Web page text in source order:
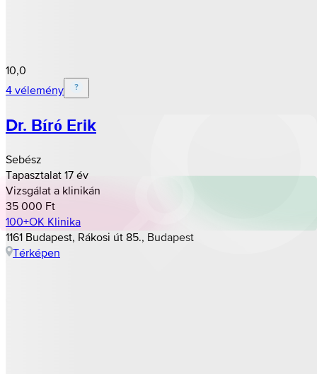
10,0
4 vélemény
Dr. Bíró Erik
Sebész
Tapasztalat 17 év
Vizsgálat a klinikán
35 000 Ft
100+OK Klinika
1161 Budapest, Rákosi út 85., Budapest
Térképen